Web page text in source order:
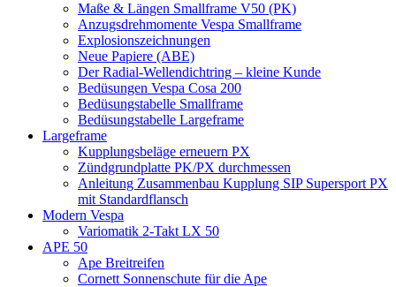
Maße & Längen Smallframe V50 (PK)
Anzugsdrehmomente Vespa Smallframe
Explosionszeichnungen
Neue Papiere (ABE)
Der Radial-Wellendichtring – kleine Kunde
Bedüsungen Vespa Cosa 200
Bedüsungstabelle Smallframe
Bedüsungstabelle Largeframe
Largeframe
Kupplungsbeläge erneuern PX
Zündgrundplatte PK/PX durchmessen
Anleitung Zusammenbau Kupplung SIP Supersport PX
mit Standardflansch
Modern Vespa
Variomatik 2-Takt LX 50
APE 50
Ape Breitreifen
Cornett Sonnenschute für die Ape